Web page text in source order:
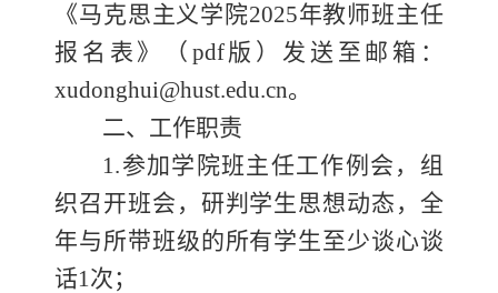
《马克思主义学院2025年教师班主任
报名表》
（ pdf版 ）发送 至邮箱：
xudonghui@hust.edu.cn。
二、工作职责
1.参加学院班主任工作例会，组
织召开班会，研判 学生思想动态 ， 全
年与所带班级的所有学生至少谈心谈
话1次；